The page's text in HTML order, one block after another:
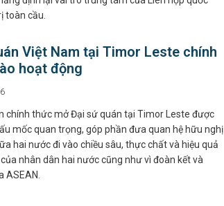
toàn cầu.
Việt Nam tại Timor Leste chính
hoạt động
chính thức mở Đại sứ quán tại Timor Leste được
mốc quan trọng, góp phần đưa quan hệ hữu nghị
hai nước đi vào chiều sâu, thực chất và hiệu quả
của nhân dân hai nước cũng như vì đoàn kết và
ASEAN.